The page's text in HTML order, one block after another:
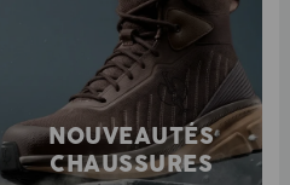
NOUVEAUTÉS
CHAUSSURES